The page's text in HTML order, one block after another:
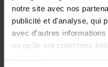
notre site avec nos
publicité et d'analyse, qui
avec d'autres
ou qu'ils ont collectées